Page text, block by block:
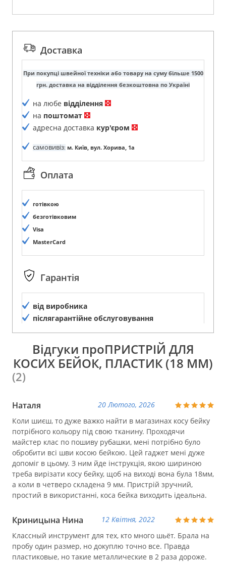
Доставка
При покупці швейної техніки або товару на суму більше 1500
грн. доставка на відділення безкоштовна по Україні
на любе відділення
на поштомат
адресна доставка кур'єром
самовивіз: м. Київ, вул. Хорива, 1а
Оплата
готівкою
безготівковим
Visa
MasterCard
Гарантія
від виробника
післягарантійне обслуговування
Відгуки проПРИСТРІЙ ДЛЯ
КОСИХ БЕЙОК, ПЛАСТИК (18 ММ)
(2)
Наталя
20 Лютого, 2026
Коли шиєш, то дуже важко найти в магазинах косу бейку
потрібного кольору під свою тканину. Проходячи
майстер клас по пошиву рубашки, мені потрібно було
обробити всі шви косою бейкою. Цей гаджет мені дуже
допоміг в цьому. З ним йде інструкція, якою шириною
треба вирізати косу бейку, щоб на виході вона була 18мм,
а коли в четверо складена 9 мм. Пристрій зручний,
простий в використанні, коса бейка виходить ідеальна.
Криницына Нина
12 Квітня, 2022
Классный инструмент для тех, кто много шьёт. Брала на
пробу один размер, но докуплю точно все. Правда
пластиковые, но такие металлические в 2 раза дороже.